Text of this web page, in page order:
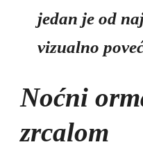
jedan je od
vizualno
Noćni
zrcalom